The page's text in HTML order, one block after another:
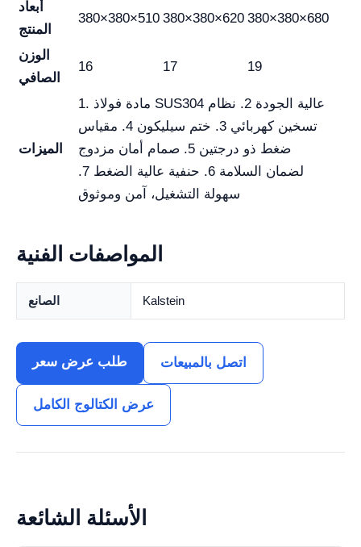
أبعاد
المنتج
380×380×510 380×380×620 380×380×680
الوزن
الصافي
16 17 19
الميزات
1. مادة فولاذ SUS304 عالية الجودة 2. نظام
تسخين كهربائي 3. ختم سيليكون 4. مقياس
ضغط ذو درجتين 5. صمام أمان مزدوج
لضمان السلامة 6. حنفية عالية الضغط 7.
سهولة التشغيل، آمن وموثوق
المواصفات الفنية
الصانع Kalstein
طلب عرض سعر اتصل بالمبيعات
عرض الكتالوج الكامل
الأسئلة الشائعة